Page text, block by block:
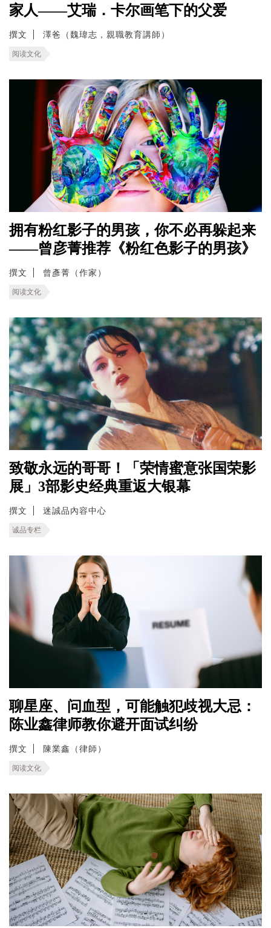
家人——艾瑞．卡尔画笔下的父爱
撰文 澤爸（魏瑋志，親職教育講師）
阅读文化
拥有粉红影子的男孩，你不必再躲起来
——曾彦菁推荐《粉红色影子的男孩》
撰文 曾彥菁（作家）
阅读文化
致敬永远的哥哥！「荣情蜜意张国荣影
展」3部影史经典重返大银幕
撰文 迷誠品內容中心
诚品专栏
聊星座、问血型，可能触犯歧视大忌：
陈业鑫律师教你避开面试纠纷
撰文 陳業鑫（律師）
阅读文化